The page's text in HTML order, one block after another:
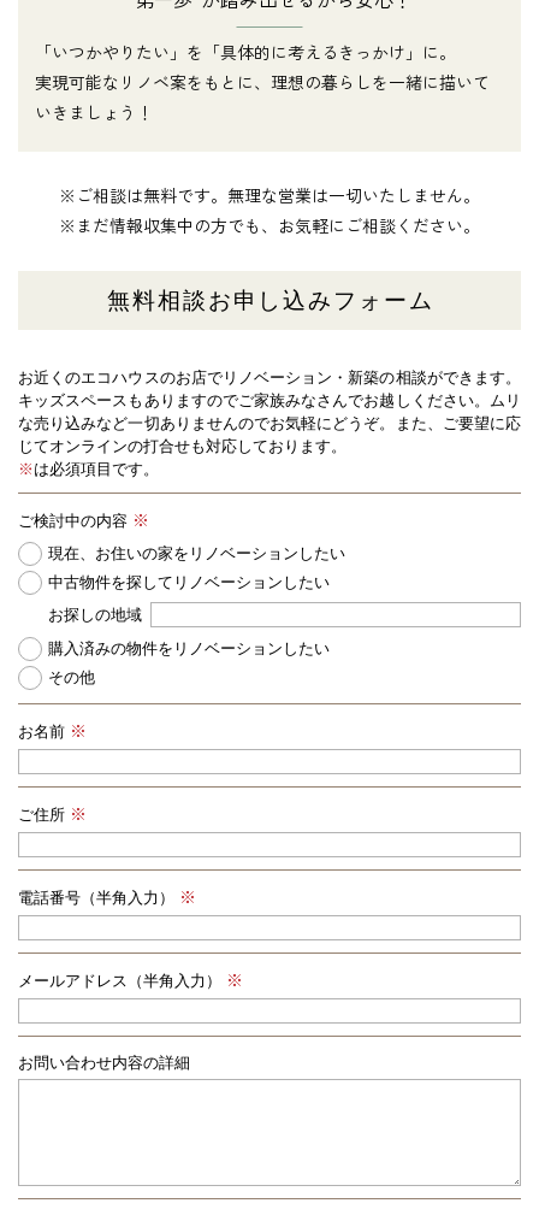
「いつかやりたい」を「具体的に考えるきっかけ」に。
実現可能なリノベ案をもとに、理想の暮らしを一緒に描いて
いきましょう！
※ご相談は無料です。無理な営業は一切いたしません。
※まだ情報収集中の方でも、お気軽にご相談ください。
無料相談お申し込みフォーム
お近くのエコハウスのお店でリノベーション・新築の相談ができます。
キッズスペースもありますのでご家族みなさんでお越しください。 ムリ
な売り込みなど一切ありませんのでお気軽にどうぞ。また、ご要望に応
じてオンラインの打合せも対応しております。
※ は必須項目です。
ご検討中の内容
現在、お住いの家をリノベーションしたい
中古物件を探してリノベーションしたい
お探しの地域
購入済みの物件をリノベーションしたい
その他
お名前
ご住所
電話番号（半角入力）
メールアドレス（半角入力）
お問い合わせ内容の詳細